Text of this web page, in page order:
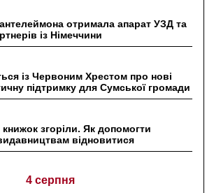
отримала апарат УЗД та
із Німеччини
із Червоним Хрестом про нові
підтримку для Сумської громади
згоріли. Як допомогти
відновитися
4 серпня